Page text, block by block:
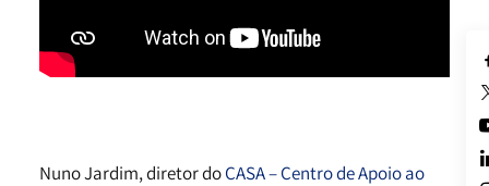
Nuno Jardim, diretor doCASA – Centro de Apoio ao